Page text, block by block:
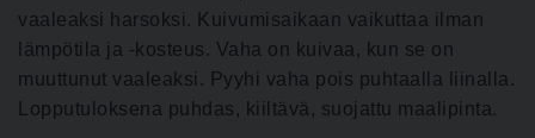
vaaleaksi harsoksi. Kuivumisaikaan vaikuttaa ilman
lämpötila ja -kosteus. Vaha on kuivaa, kun se on
muuttunut vaaleaksi. Pyyhi vaha pois puhtaalla liinalla.
Lopputuloksena puhdas, kiiltävä, suojattu maalipinta.